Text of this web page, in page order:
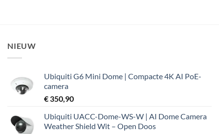
NIEUW
Ubiquiti G6 Mini Dome | Compacte 4K AI PoE-
camera
€ 350,90
Ubiquiti UACC-Dome-WS-W | AI Dome Camera
Weather Shield Wit – Open Doos